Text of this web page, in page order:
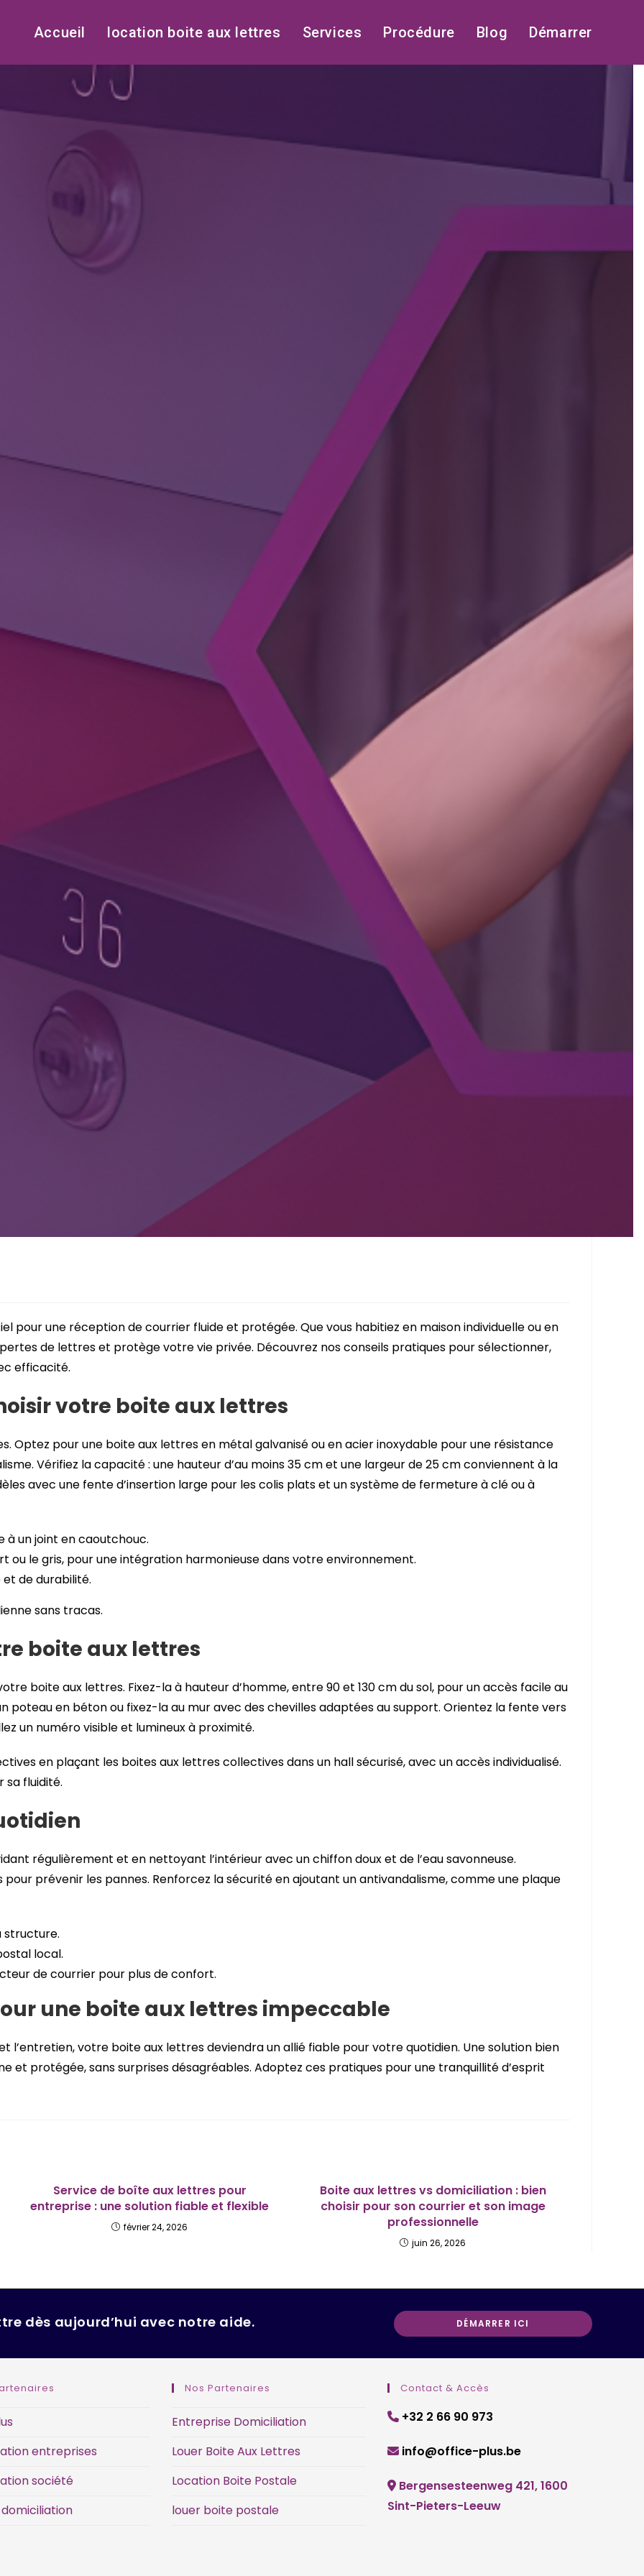
Accueil location boite aux lettres Services Procédure Blog Démarrer
pour une réception de courrier fluide et protégée. Que vous habitiez en maison individuelle ou en
de lettres et protège votre vie privée. Découvrez nos conseils pratiques pour sélectionner,
efficacité.
votre boite aux lettres
Optez pour une boite aux lettres en métal galvanisé ou en acier inoxydable pour une résistance
Vérifiez la capacité : une hauteur d’au moins 35 cm et une largeur de 25 cm conviennent à la
avec une fente d’insertion large pour les colis plats et un système de fermeture à clé ou à
à un joint en caoutchouc.
ou le gris, pour une intégration harmonieuse dans votre environnement.
et de durabilité.
sans tracas.
boite aux lettres
boite aux lettres. Fixez-la à hauteur d’homme, entre 90 et 130 cm du sol, pour un accès facile au
poteau en béton ou fixez-la au mur avec des chevilles adaptées au support. Orientez la fente vers
un numéro visible et lumineux à proximité.
en plaçant les boites aux lettres collectives dans un hall sécurisé, avec un accès individualisé.
sa fluidité.
régulièrement et en nettoyant l’intérieur avec un chiffon doux et de l’eau savonneuse.
prévenir les pannes. Renforcez la sécurité en ajoutant un antivandalisme, comme une plaque
structure.
local.
de courrier pour plus de confort.
une boite aux lettres impeccable
l’entretien, votre boite aux lettres deviendra un allié fiable pour votre quotidien. Une solution bien
et protégée, sans surprises désagréables. Adoptez ces pratiques pour une tranquillité d’esprit
Service de boîte aux lettres pour
entreprise : une solution fiable et flexible
février 24, 2026
Boite aux lettres vs domiciliation : bien
choisir pour son courrier et son image
professionnelle
juin 26, 2026
dès aujourd’hui avec notre aide. DÉMARRER ICI
Opens
a
entreprises
société
Nos Partenaires
Entreprise Domiciliation
Louer Boite Aux Lettres
Location Boite Postale
louer boite postale
Contact & Accès
+32 2 66 90 973
info@office-plus.be
Bergensesteenweg 421, 1600
Sint-Pieters-Leeuw